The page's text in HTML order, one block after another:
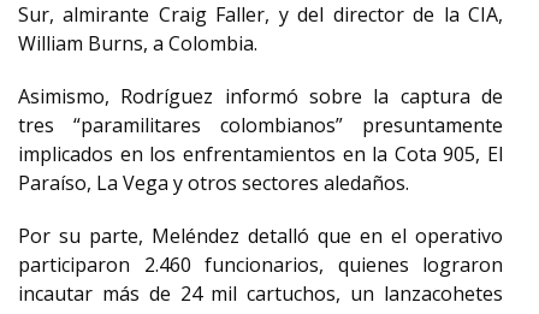
Sur, almirante Craig Faller, y del director de la CIA,
William Burns, a Colombia.
Asimismo, Rodríguez informó sobre la captura de
tres “paramilitares colombianos” presuntamente
implicados en los enfrentamientos en la Cota 905, El
Paraíso, La Vega y otros sectores aledaños.
Por su parte, Meléndez detalló que en el operativo
participaron 2.460 funcionarios, quienes lograron
incautar más de 24 mil cartuchos, un lanzacohetes